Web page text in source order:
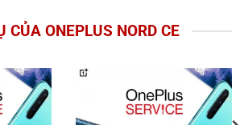
CỦA ONEPLUS NORD CE